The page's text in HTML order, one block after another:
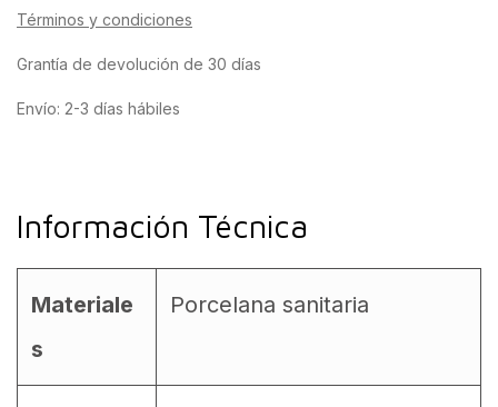
Términos y condiciones
Grantía de devolución de 30 días
Envío: 2-3 días hábiles
Información Técnica
Materiale
s
Porcelana sanitaria